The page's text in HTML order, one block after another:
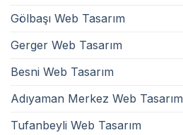
Gölbaşı Web Tasarım
Gerger Web Tasarım
Besni Web Tasarım
Adıyaman Merkez Web Tasarım
Tufanbeyli Web Tasarım